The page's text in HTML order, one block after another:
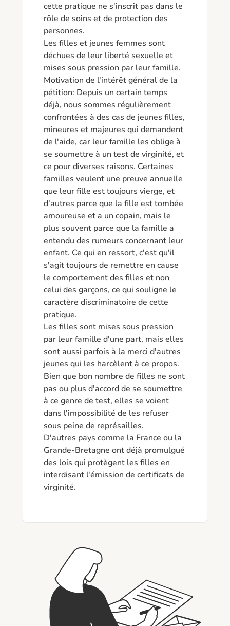
cette pratique ne s'inscrit pas dans le
rôle de soins et de protection des
personnes.
Les filles et jeunes femmes sont
déchues de leur liberté sexuelle et
mises sous pression par leur famille.
Motivation de l'intérêt général de la
pétition: Depuis un certain temps
déjà, nous sommes régulièrement
confrontées à des cas de jeunes filles,
mineures et majeures qui demandent
de l'aide, car leur famille les oblige à
se soumettre à un test de virginité, et
ce pour diverses raisons. Certaines
familles veulent une preuve annuelle
que leur fille est toujours vierge, et
d'autres parce que la fille est tombée
amoureuse et a un copain, mais le
plus souvent parce que la famille a
entendu des rumeurs concernant leur
enfant. Ce qui en ressort, c'est qu'il
s'agit toujours de remettre en cause
le comportement des filles et non
celui des garçons, ce qui souligne le
caractère discriminatoire de cette
pratique.
Les filles sont mises sous pression
par leur famille d'une part, mais elles
sont aussi parfois à la merci d'autres
jeunes qui les harcèlent à ce propos.
Bien que bon nombre de filles ne sont
pas ou plus d'accord de se soumettre
à ce genre de test, elles se voient
dans l'impossibilité de les refuser
sous peine de représailles.
D'autres pays comme la France ou la
Grande-Bretagne ont déjà promulgué
des lois qui protègent les filles en
interdisant l'émission de certificats de
virginité.